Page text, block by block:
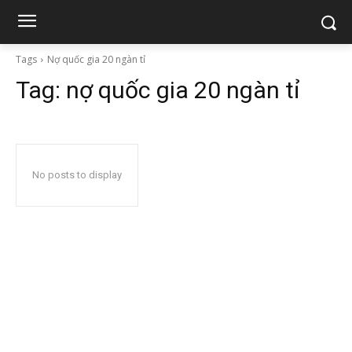
Tags Nợ quốc gia 20 ngàn tỉ
Tag: nợ quốc gia 20 ngàn tỉ
No posts to display